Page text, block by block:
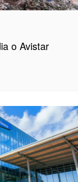
o Avistar